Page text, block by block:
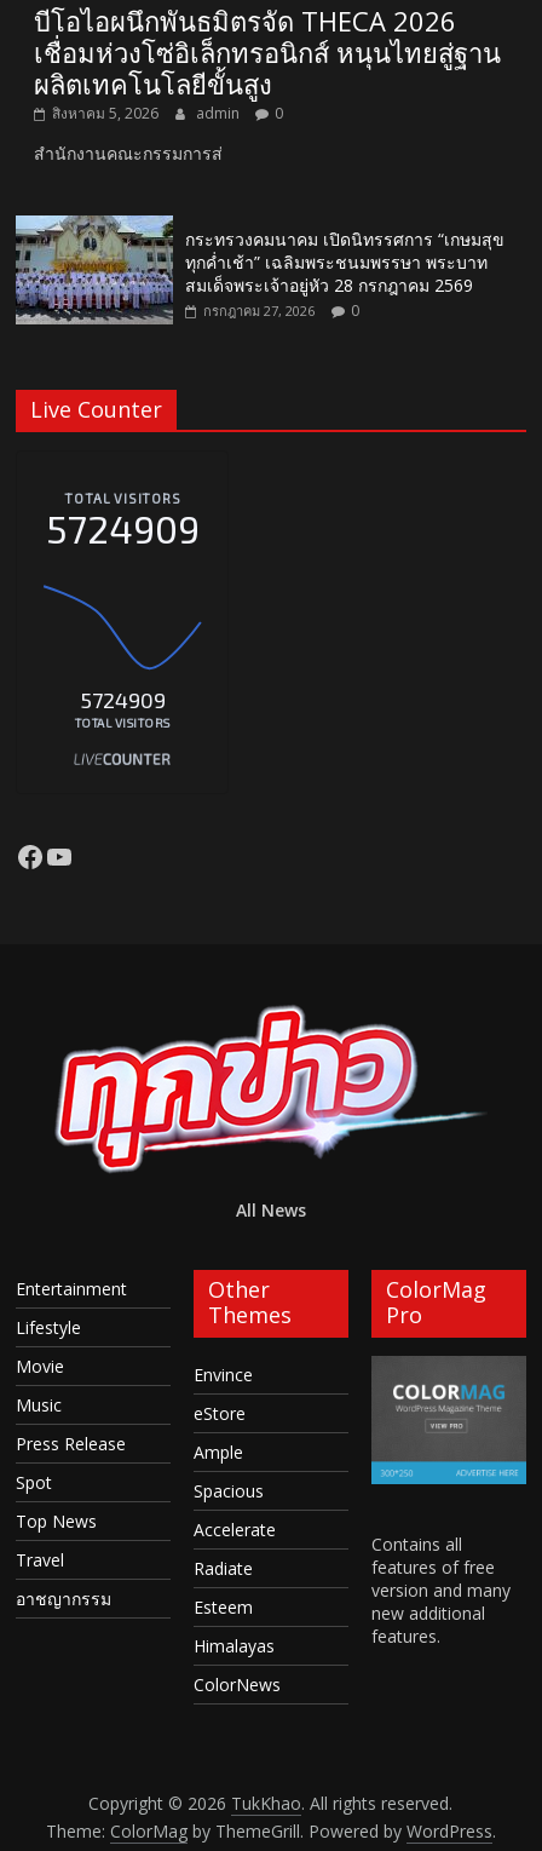
บีโอไอผนึกพันธมิตรจัด THECA 2026
เชื่อมห่วงโซ่อิเล็กทรอนิกส์ หนุนไทยสู่ฐาน
ผลิตเทคโนโลยีขั้นสูง
สิงหาคม 5, 2026 admin 0
สำนักงานคณะกรรมการส่
กระทรวงคมนาคม เปิดนิทรรศการ “เกษมสุข
ทุกค่ำเช้า” เฉลิมพระชนมพรรษา พระบาท
สมเด็จพระเจ้าอยู่หัว 28 กรกฎาคม 2569
กรกฎาคม 27, 2026 0
Live Counter
TOTAL VISITORS
5724909
5724909
TOTAL VISITORS
Facebook
YouTube
All News
Entertainment
Lifestyle
Movie
Music
Press Release
Spot
Top News
Travel
อาชญากรรม
Other
Themes
Envince
eStore
Ample
Spacious
Accelerate
Radiate
Esteem
Himalayas
ColorNews
ColorMag
Pro
Contains all
features of free
version and many
new additional
features.
Copyright © 2026 TukKhao. All rights reserved.
Theme: ColorMagby ThemeGrill. Powered by WordPress.